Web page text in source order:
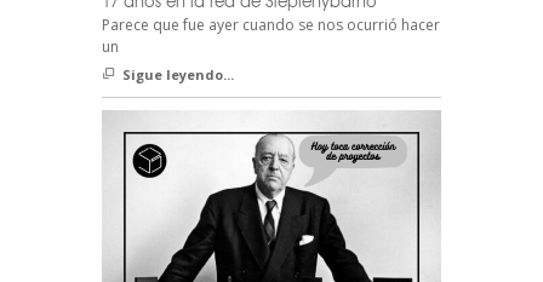
Parece que fue ayer cuando se nos ocurrió hacer
un
Sigue leyendo...